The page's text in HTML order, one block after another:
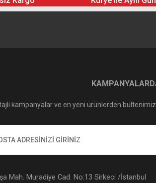
kampanyalar ve en yeni ürünlerden
Mah. Muradiye Cad. No:13 Sirkeci /İstanbul